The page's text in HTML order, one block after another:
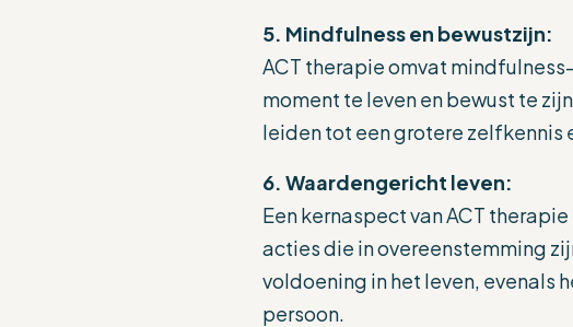
5. Mindfulness en bewustzijn:
ACT therapie omvat
moment te leven en bewust te
leiden tot een grotere zelfkennis
6. Waardengericht leven:
Een kernaspect van ACT
acties die in overeenstemming
voldoening in het leven, evenals
persoon.